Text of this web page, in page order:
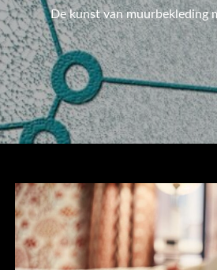
De kunst van muurbekleding